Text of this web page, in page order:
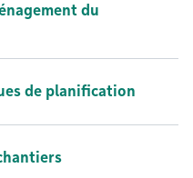
du
de planification